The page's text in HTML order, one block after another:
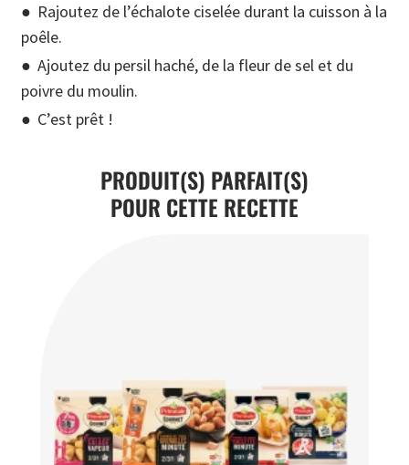
Rajoutez de l’échalote ciselée durant la cuisson à la
poêle.
Ajoutez du persil haché, de la fleur de sel et du
poivre du moulin.
C’est prêt !
PRODUIT(S) PARFAIT(S)
POUR CETTE RECETTE